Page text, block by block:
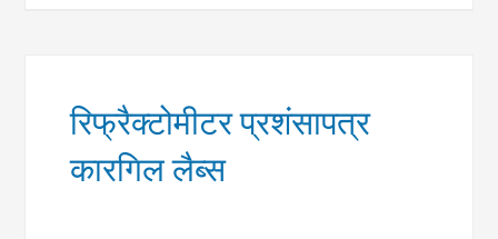
रिफ्रैक्टोमीटर प्रशंसापत्र
कारगिल लैब्स